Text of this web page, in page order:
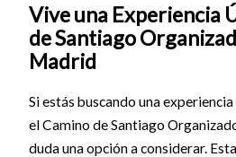
Vive una Experiencia
de Santiago
Madrid
Si estás buscando una
el Camino de Santiago
duda una opción a considerar.